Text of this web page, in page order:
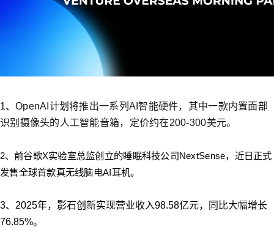
1、 OpenAI计划将推出一系列AI智能硬件，其中一款内置面部
识别摄像头的人工智能音箱，定价约在200-300美元。
2、 前谷歌X实验室总监创立的睡眠科技公司NextSense，近日正式
发售全球首款真无线脑电AI耳机。
3、2025年，影石创新实现营业收入98.58亿元，同比大幅增长
76.85%。